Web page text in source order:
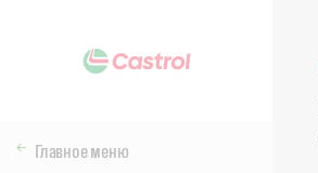
Главное меню